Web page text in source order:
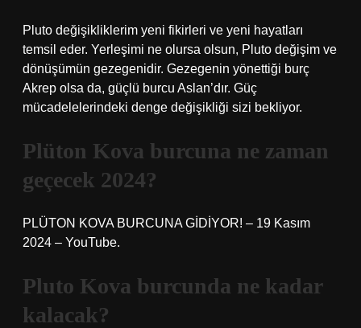
Pluto değişikliklerim yeni fikirleri ve yeni hayatları
temsil eder. Yerleşimi ne olursa olsun, Pluto değişim ve
dönüşümün gezegenidir. Gezegenin yönettiği burç
Akrep olsa da, güçlü burcu Aslan’dır. Güç
mücadelelerindeki denge değişikliği sizi bekliyor.
Plüton Kova burcuna ne zaman
geçecek 2024?
PLÜTON KOVA BURCUNA GİDİYOR! – 19 Kasım
2024 – YouTube.
Pluto Kova burcunda ne kadar
kalacak?